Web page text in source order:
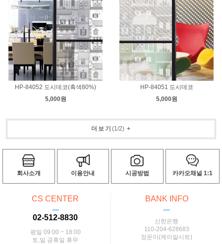
HP-84052 도시데코(흑색80%)
5,000원
HP-84051 도시데코
5,000원
더보기 (1/2)+
회사소개 이용안내 시공방법 카카오채널 1:1
CS CENTER
ㅡ
02-512-8830
평일 09:00 ~ 18:00
토,일 공휴일 휴무
BANK INFO
ㅡ
신한은행
110-204-628683
정운미(케이알시트)